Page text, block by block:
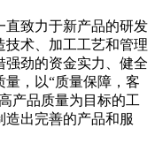
致力于新产品的研发
术、加工工艺和管理
强劲的资金实力、健全
，以“质量保障，客
产品质量为目标的工
出完善的产品和服